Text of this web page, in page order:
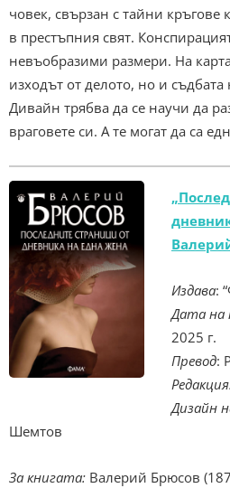
човек, свързан с тайни кръгове
в престъпния свят.
невъобразими размери. На
изходът от делото, но и
Дивайн трябва да се научи да
враговете си. А те могат да са
Издава:
Дата на
2025 г.
Превод:
Дизайн
Шемтов
За книгата: Валерий Брюсов